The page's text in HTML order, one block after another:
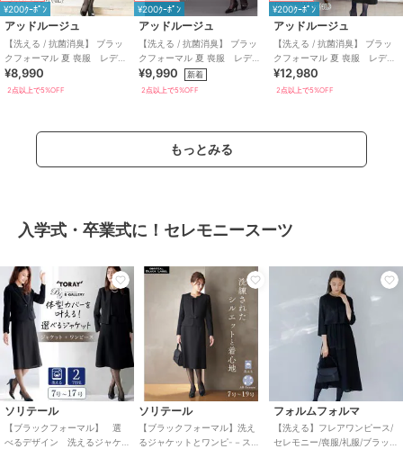
¥200ｸｰﾎﾟﾝ
アッドルージュ
【洗える / 抗菌消臭】 ブラッ
クフォーマル 夏 喪服 レディ
ース 着丈が選べる 5号～23
号
¥8,990
2点以上で5%OFF
¥200ｸｰﾎﾟﾝ
アッドルージュ
【洗える / 抗菌消臭】 ブラッ
クフォーマル 夏 喪服 レディ
ース 着丈が選べる 5号～23
号
¥9,990 新着
2点以上で5%OFF
¥200ｸｰﾎﾟﾝ
アッドルージュ
【洗える / 抗菌消臭】 ブラッ
クフォーマル 夏 喪服 レディ
ース 着丈が選べる 5号～23
号
¥12,980
2点以上で5%OFF
もっとみる
入学式・卒業式に！セレモニースーツ
ソリテール
【ブラックフォーマル】 選
べるデザイン 洗えるジャケ
ソリテール
【ブラックフォーマル】洗え
るジャケットとワンピ-－スの
フォルムフォルマ
【洗える】フレアワンピース/
セレモニー/喪服/礼服/ブラック